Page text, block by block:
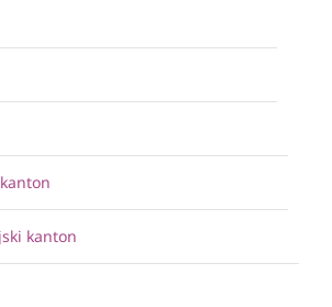
kanton